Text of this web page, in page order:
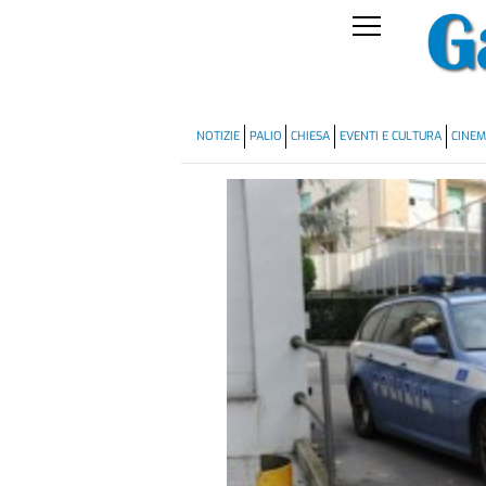
NOTIZIE PALIO CHIESA EVENTI E CULTURA